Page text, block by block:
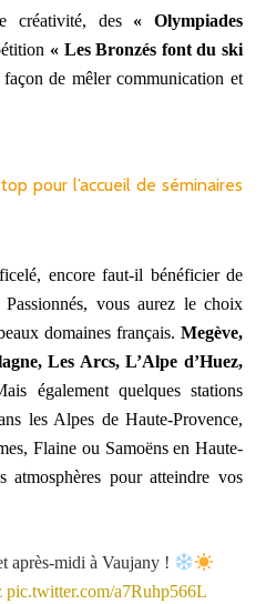
créativité, des « Olympiades
« Les Bronzés font du ski
de mêler communication et
pour l’accueil de séminaires
encore faut-il bénéficier de
vous aurez le choix
domaines français. Megève,
Les Arcs, L’Alpe d’Huez,
également quelques stations
les Alpes de Haute-Provence,
Flaine ou Samoëns en Haute-
pour atteindre vos
après-midi à Vaujany !
pic.twitter.com/a7Ruhp566L